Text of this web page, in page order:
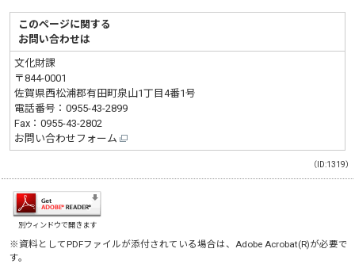
このページに関する
お問い合わせは
文化財課
〒844-0001
佐賀県西松浦郡有田町泉山1丁目4番1号
電話番号：0955-43-2899
Fax：0955-43-2802
お問い合わせフォーム
（ID:1319）
別ウィンドウで開きます
※資料としてPDFファイルが添付されている場合は、Adobe Acrobat(R)が必要で
す。